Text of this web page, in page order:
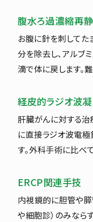
腹水ろ過濃縮再
お腹に針を刺してた
分を除去し、アルブ
滴で体に戻します。
経皮的ラジオ波
肝臓がんに対する治
に直接ラジオ波電
す。外科手術に比べ
ERCP関連手技
内視鏡的に胆管や膵
や細胞診）のみなら